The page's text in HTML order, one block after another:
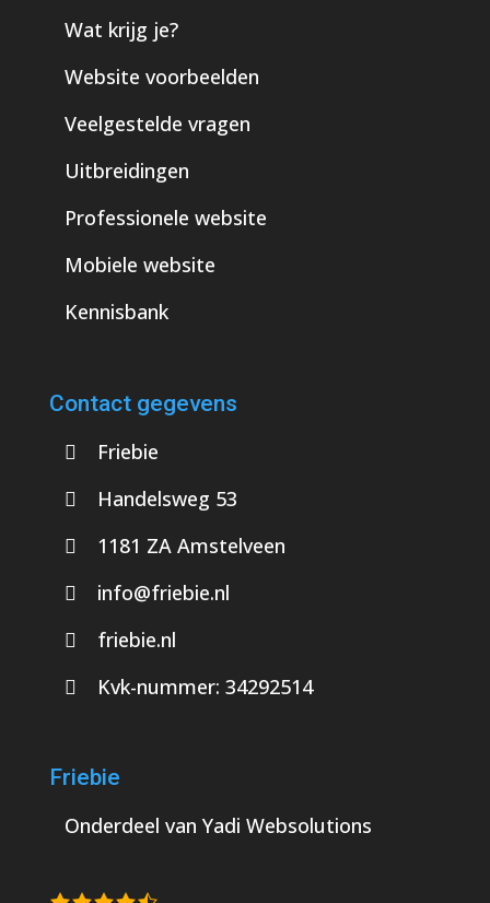
Wat krijg je?
Website voorbeelden
Veelgestelde vragen
Uitbreidingen
Professionele website
Mobiele website
Kennisbank
Contact gegevens
Friebie
Handelsweg 53
1181 ZA Amstelveen
info@friebie.nl
friebie.nl
Kvk-nummer: 34292514
Friebie
Onderdeel van Yadi Websolutions